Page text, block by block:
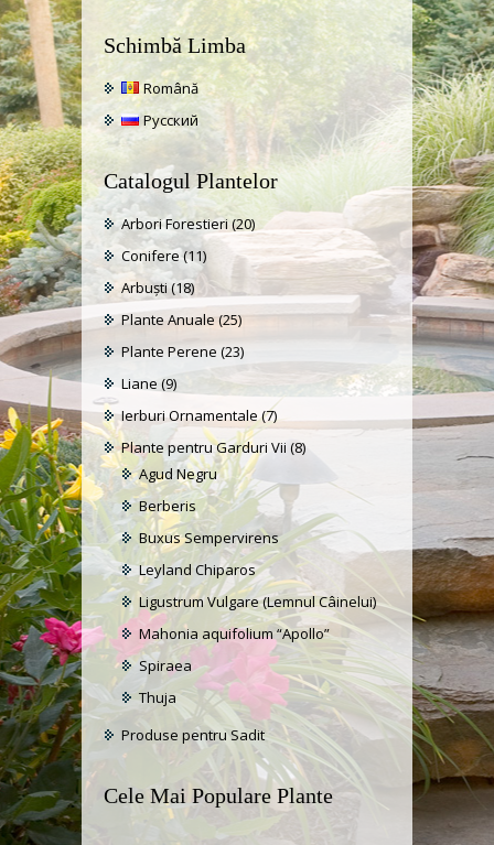
Schimbă Limba
Română
Русский
Catalogul Plantelor
Arbori Forestieri (20)
Conifere (11)
Arbuști(18)
Plante Anuale(25)
Plante Perene (23)
Liane (9)
Ierburi Ornamentale (7)
Plante pentru Garduri Vii (8)
Agud Negru
Berberis
Buxus Sempervirens
Leyland Chiparos
Ligustrum Vulgare (Lemnul Câinelui)
Mahonia aquifolium “Apollo”
Spiraea
Thuja
Produse pentru Sadit
Cele Mai Populare Plante